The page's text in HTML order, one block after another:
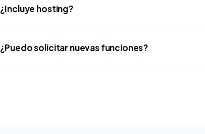
¿Incluye hosting?
¿Puedo solicitar nuevas funciones?